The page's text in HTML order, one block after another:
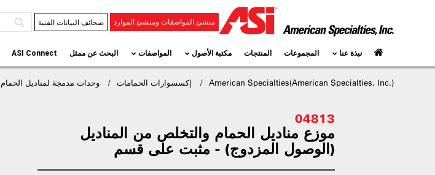
منشئ المواصفات ومنشئ الموارد صحائف البيانات الفنية
نبذة عنا المجموعات المنتجات مكتبة الأصول المواصفات البحث عن ممثل ASI Connect
American Specialties(American Specialties, Inc.) إكسسوارات الحمامات وحدات مدمجة لمناديل الحمام
04813
موزع مناديل الحمام والتخلص من المناديل
(الوصول المزدوج) - مثبت على قسم